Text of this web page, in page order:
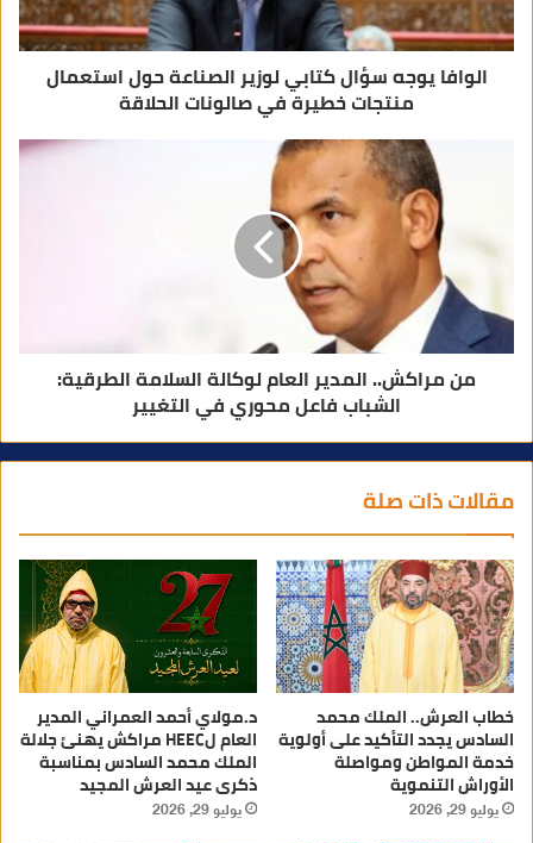
ي
الوافا يوجه سؤال كتابي لوزير الصناعة حول استعمال
منتجات خطيرة في صالونات الحلاقة
من مراكش.. المدير العام لوكالة السلامة الطرقية:
الشباب فاعل محوري في التغيير
مقالات ذات صلة
خطاب العرش.. الملك محمد
السادس يجدد التأكيد على أولوية
خدمة المواطن ومواصلة
الأوراش التنموية
يوليو 29, 2026
د.مولاي أحمد العمراني المدير
العام لHEEC مراكش يهنئ جلالة
الملك محمد السادس بمناسبة
ذكرى عيد العرش المجيد
يوليو 29, 2026